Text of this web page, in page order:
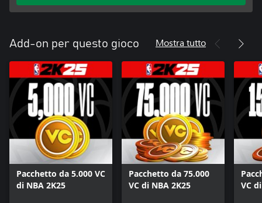
Add-on per questo gioco Mostra tutto
Pacchetto da 5.000 VC
di NBA 2K25
Pacchetto da 75.000
VC di NBA 2K25
VC